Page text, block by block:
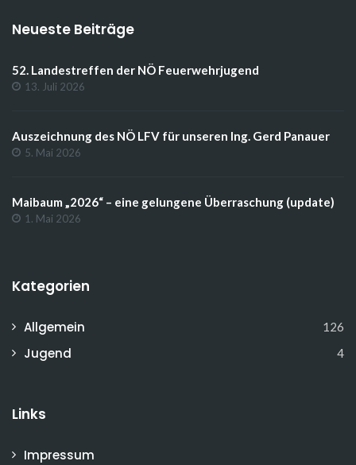
Neueste Beiträge
52. Landestreffen der NÖ Feuerwehrjugend
13. Juli 2026
Auszeichnung des NÖ LFV für unseren Ing. Gerd Panauer
5. Mai 2026
Maibaum „2026“ – eine gelungene Überraschung (update)
1. Mai 2026
Kategorien
Allgemein 126
Jugend 4
Links
Impressum